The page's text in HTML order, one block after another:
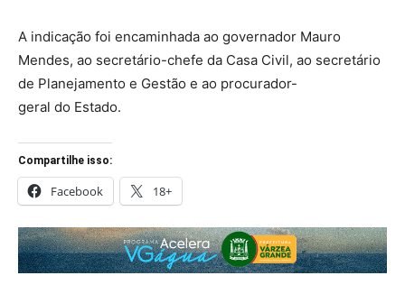
A indicação foi encaminhada ao governador Mauro
Mendes, ao secretário-chefe da Casa Civil, ao secretário
de Planejamento e Gestão e ao procurador-
geral do Estado.
Compartilhe isso:
Facebook 18+